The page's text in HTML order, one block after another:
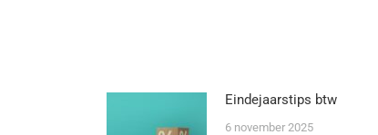
Eindejaarstips btw
6 november 2025